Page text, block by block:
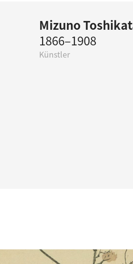
Mizuno
1866–1908
Künstler